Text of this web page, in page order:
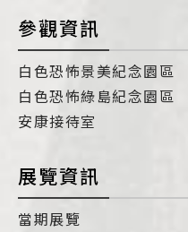
參觀資訊
白色恐怖景美紀念園區
白色恐怖綠島紀念園區
安康接待室
展覽資訊
當期展覽